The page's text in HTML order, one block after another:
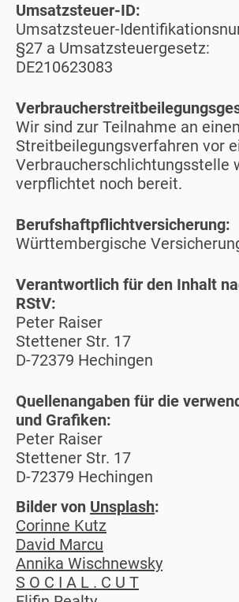
Umsatzsteuer-ID:
Umsatzsteuer-
§27 a Umsatzsteuergesetz:
DE210623083
Wir sind zur Teilnahme an
Streitbeilegungsverfahren vor
Verbraucherschlichtungsstelle
verpflichtet noch bereit.
Berufshaftpflichtversicherung:
Württembergische
Verantwortlich für den Inhalt
RStV:
Peter Raiser
Stettener Str. 17
D-72379 Hechingen
Quellenangaben für die
und Grafiken:
Peter Raiser
Stettener Str. 17
D-72379 Hechingen
Bilder von Unsplash:
Corinne Kutz
David Marcu
Annika Wischnewsky
S O C I A L . C U T